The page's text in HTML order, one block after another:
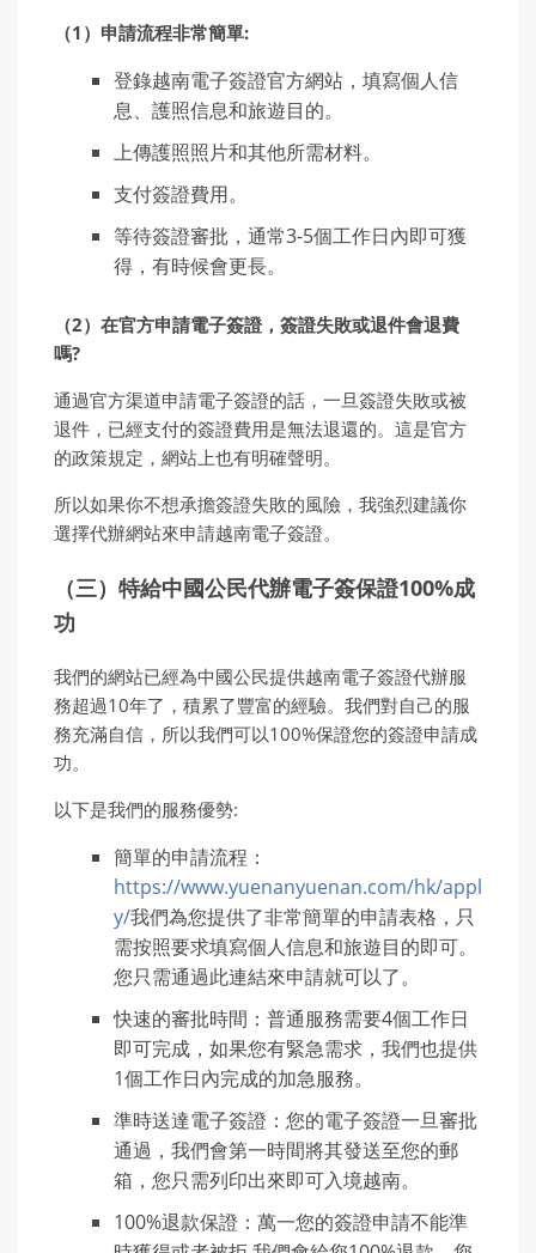
（1）申請流程非常簡單:
登錄越南電子簽證官方網站，填寫個人信
息、護照信息和旅遊目的。
上傳護照照片和其他所需材料。
支付簽證費用。
等待簽證審批，通常3-5個工作日內即可獲
得，有時候會更長。
（2）在官方申請電子簽證，簽證失敗或退件會退費
嗎?
通過官方渠道申請電子簽證的話，一旦簽證失敗或被
退件，已經支付的簽證費用是無法退還的。這是官方
的政策規定，網站上也有明確聲明。
所以如果你不想承擔簽證失敗的風險，我強烈建議你
選擇代辦網站來申請越南電子簽證。
（三）特給中國公民代辦電子簽保證100%成
功
我們的網站已經為中國公民提供越南電子簽證代辦服
務超過10年了，積累了豐富的經驗。我們對自己的服
務充滿自信，所以我們可以100%保證您的簽證申請成
功。
以下是我們的服務優勢:
簡單的申請流程：
https://www.yuenanyuenan.com/hk/appl
y/我們為您提供了非常簡單的申請表格，只
需按照要求填寫個人信息和旅遊目的即可。
您只需通過此連結來申請就可以了。
快速的審批時間：普通服務需要4個工作日
即可完成，如果您有緊急需求，我們也提供
1個工作日內完成的加急服務。
準時送達電子簽證：您的電子簽證一旦審批
通過，我們會第一時間將其發送至您的郵
箱，您只需列印出來即可入境越南。
100%退款保證：萬一您的簽證申請不能準